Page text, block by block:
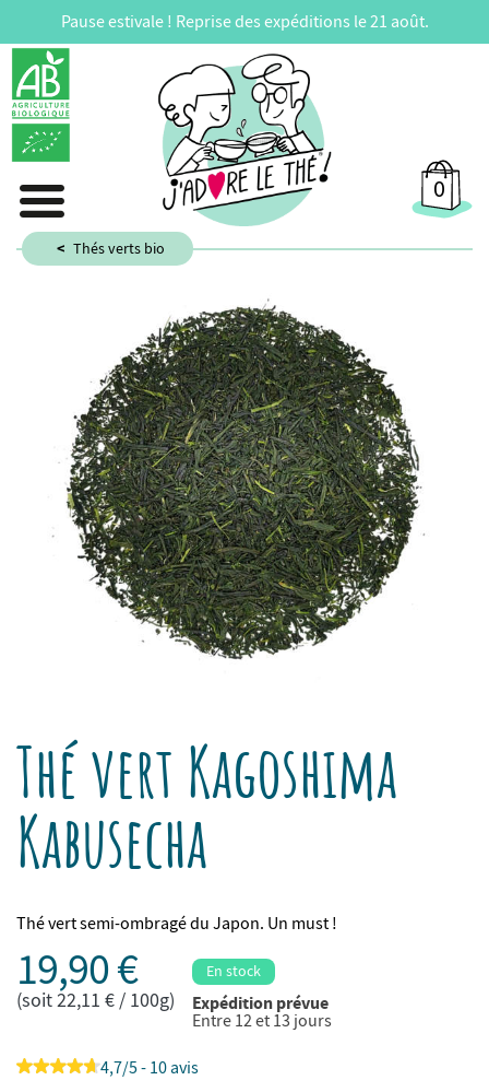
Pause estivale ! Reprise des expéditions le 21 août.
0
Thés verts bio
Thé vert Kagoshima
Kabusecha
Thé vert semi-ombragé du Japon. Un must !
19,90 €
(soit 22,11 € / 100g)
En stock
Expédition prévue
Entre 12 et 13 jours
4,7/5 - 10 avis